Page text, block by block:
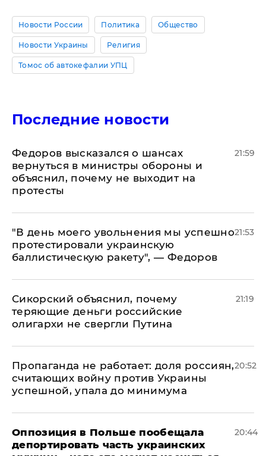
Новости России Политика Общество
Новости Украины Религия
Томос об автокефалии УПЦ
Последние новости
Федоров высказался о шансах
вернуться в министры обороны и
объяснил, почему не выходит на
протесты
21:59
​"В день моего увольнения мы успешно
протестировали украинскую
баллистическую ракету", — Федоров
21:53
Сикорский объяснил, почему
теряющие деньги российские
олигархи не свергли Путина
21:19
​Пропаганда не работает: доля россиян,
считающих войну против Украины
успешной, упала до минимума
20:52
Оппозиция в Польше пообещала
депортировать часть украинских
20:44